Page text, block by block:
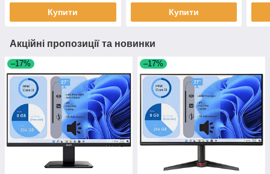
Купити Купити
Акційні пропозиції та новинки
–17% –17%